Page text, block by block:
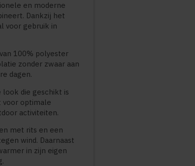
en moderne
Dankzij het
voor gebruik in
100% polyester
zonder zwaar aan
dagen.
die geschikt is
voor optimale
activiteiten.
met rits en een
wind. Daarnaast
in zijn eigen